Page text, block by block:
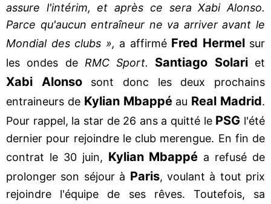
assure l'intérim, et après ce sera Xabi Alonso.
Parce qu'aucun entraîneur ne va arriver avant le
Mondial des clubs », a affirmé Fred Hermel sur
les ondes de RMC Sport. Santiago Solari et
Xabi Alonso
sont donc les deux prochains
entraineurs de Kylian Mbappé au Real Madrid.
Pour rappel, la star de 26 ans a quitté le PSG l'été
dernier pour rejoindre le club merengue. En fin de
contrat le 30 juin, Kylian Mbappé a refusé de
prolonger son séjour à Paris, voulant à tout prix
rejoindre l'équipe de ses rêves. Toutefois, sa